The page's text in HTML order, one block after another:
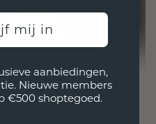
mij in
aanbiedingen,
Nieuwe members
€500 shoptegoed.